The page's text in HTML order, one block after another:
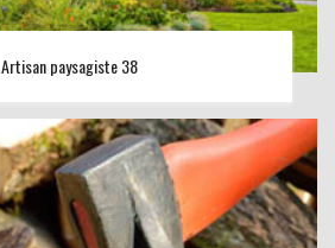
Artisan paysagiste 38